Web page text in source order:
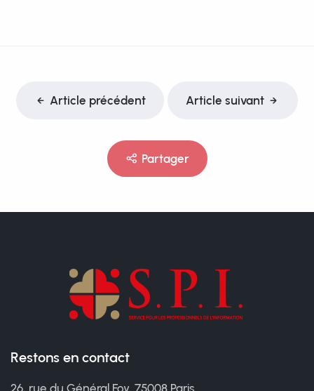
Article précédent Article suivant
Partager
Restons en contact